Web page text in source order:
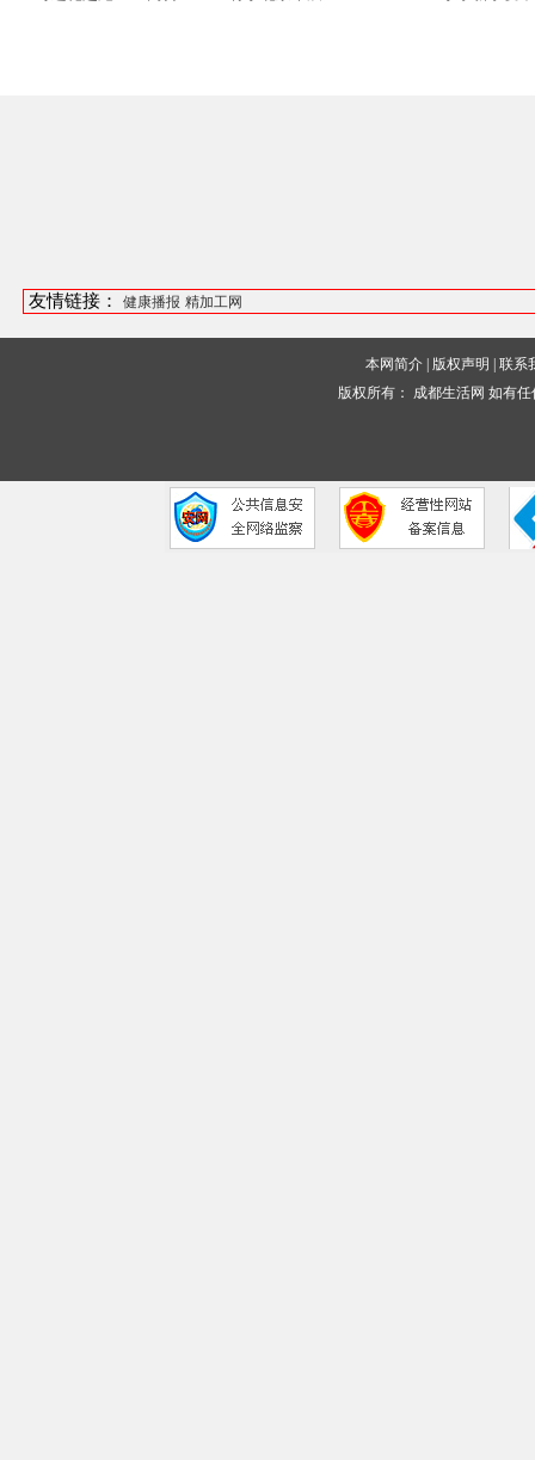
友情链接： 健康播报 精加工网
本网简介 版权声明 |联系
版权所有： 成都生活网 如有